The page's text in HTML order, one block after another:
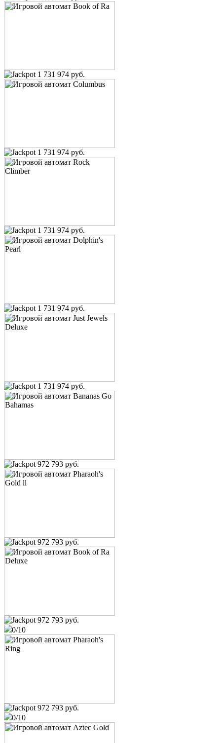
1 731 974 руб.
1 731 974 руб.
1 731 974 руб.
1 731 974 руб.
1 731 974 руб.
972 793 руб.
972 793 руб.
972 793 руб.
0/10
972 793 руб.
0/10
osobist
King of Cards
12 600 руб.
Book of Ra
user_1190264